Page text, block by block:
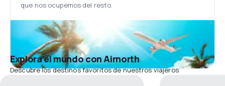
que nos ocupemos del resto.
Explora el mundo con Airnorth
Descubre los destinos favoritos de nuestros viajeros